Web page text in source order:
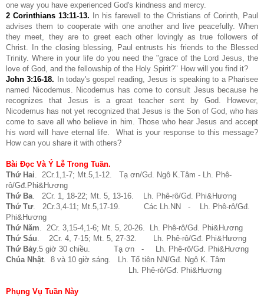
one way you have experienced God's kindness and mercy.
2 Corinthians 13:11-13.
In his farewell to the Christians of Corinth, Paul
advises them to cooperate with one another and live peacefully. When
they meet, they are to greet each other lovingly as true followers of
Christ. In the closing blessing, Paul entrusts his friends to the Blessed
Trinity. Where in your life do you need the "grace of the Lord Jesus, the
love of God, and the fellowship of the Holy Spirit?" How will you find it?
John 3:16-18. In today's gospel reading, Jesus is speaking to a Pharisee
named Nicodemus. Nicodemus has come to consult Jesus because he
recognizes that Jesus is a great teacher sent by God. However,
Nicodemus has not yet recognized that Jesus is the Son of God, who has
come to save all who believe in him. Those who hear Jesus and accept
his word will have eternal life. What is your response to this message?
How can you share it with others?
Bài Đọc Và Ý Lễ Trong Tuần.
Thứ Hai. 2Cr.1,1-7; Mt.5,1-12. Tạ ơn/Gđ. Ngô K.Tâm - Lh. Phê-
rô/Gđ.Phi&Hương
Thứ Ba. 2Cr. 1, 18-22; Mt. 5, 13-16. Lh. Phê-rô/Gđ. Phi&Hương
Thứ Tư. 2Cr.3,4-11; Mt.5,17-19. Các Lh.NN - Lh. Phê-rô/Gđ.
Phi&Hương
Thứ Năm. 2Cr. 3,15-4,1-6; Mt. 5, 20-26. Lh. Phê-rô/Gđ. Phi&Hương
Thứ Sáu. 2Cr. 4, 7-15; Mt. 5, 27-32. Lh. Phê-rô/Gđ. Phi&Hương
Thứ Bảy.5 giờ 30 chiều. Tạ ơn - Lh. Phê-rô/Gđ. Phi&Hương
Chúa Nhật. 8 và 10 giờ sáng. Lh. Tổ tiên NN/Gđ. Ngô K. Tâm
Lh. Phê-rô/Gđ. Phi&Hương
Phụng Vụ Tuần Này